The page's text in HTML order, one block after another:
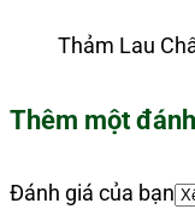
Thảm Lau
Thêm một
Đánh giá của bạn